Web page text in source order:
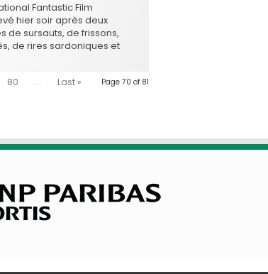
Fantastic Film
hier soir après deux
de sursauts, de frissons,
de rires sardoniques et
Drifter qui a
Meilleur court métragePage 70 of 81
80 ... Last »